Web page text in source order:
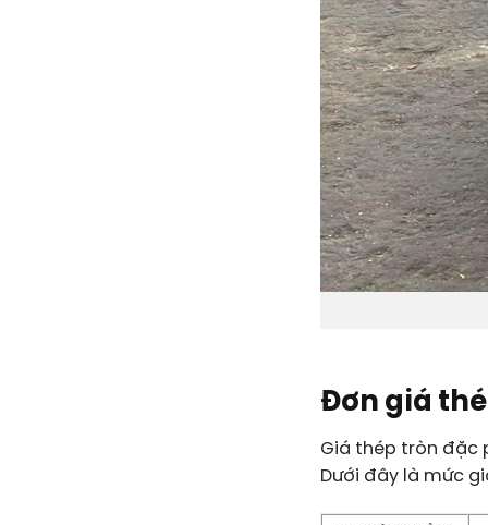
Đơn giá
Giá thép tròn đặc
Dưới đây là mức